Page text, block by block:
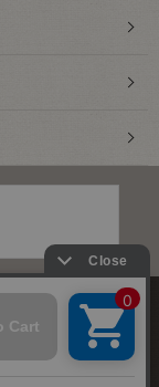
サイトマップ